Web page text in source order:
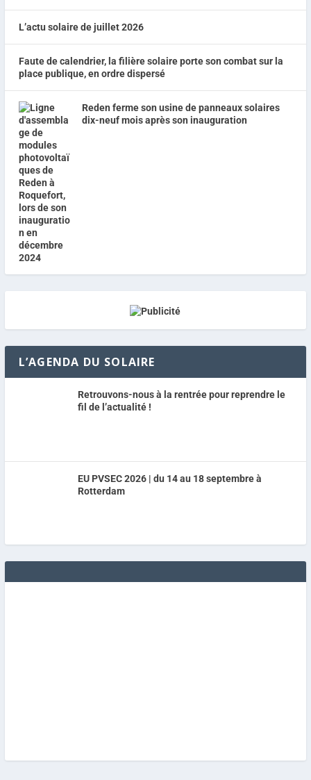
L’actu solaire de juillet 2026
Faute de calendrier, la filière solaire porte son combat sur la
place publique, en ordre dispersé
Reden ferme son usine de panneaux solaires
dix-neuf mois après son inauguration
L’AGENDA DU SOLAIRE
Retrouvons-nous à la rentrée pour reprendre le
fil de l’actualité !
EU PVSEC 2026 | du 14 au 18 septembre à
Rotterdam